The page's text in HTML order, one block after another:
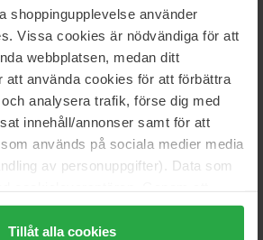
shoppingupplevelse använder
Vissa cookies är nödvändiga för att
webbplatsen, medan ditt
använda cookies för att förbättra
analysera trafik, förse dig med
innehåll/annonser samt för att
används på sociala medier media
av personuppgifter). Data som
cookies" accepterar du alla cookies,
kan anpassa användningen av
Tillåt alla cookies
og svar (0)
5